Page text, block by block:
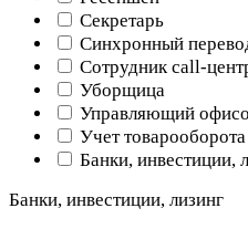
Секретарь
Синхронный
Сотрудник call-
Уборщица
Управляющий
Учет товарооборота
Банки, инвестиции,
Банки, инвестиции, лизинг